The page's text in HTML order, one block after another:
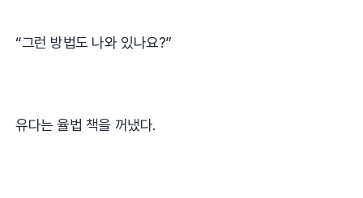
“그런 방법도 나와 있나요?”
유다는 율법 책을 꺼냈다.